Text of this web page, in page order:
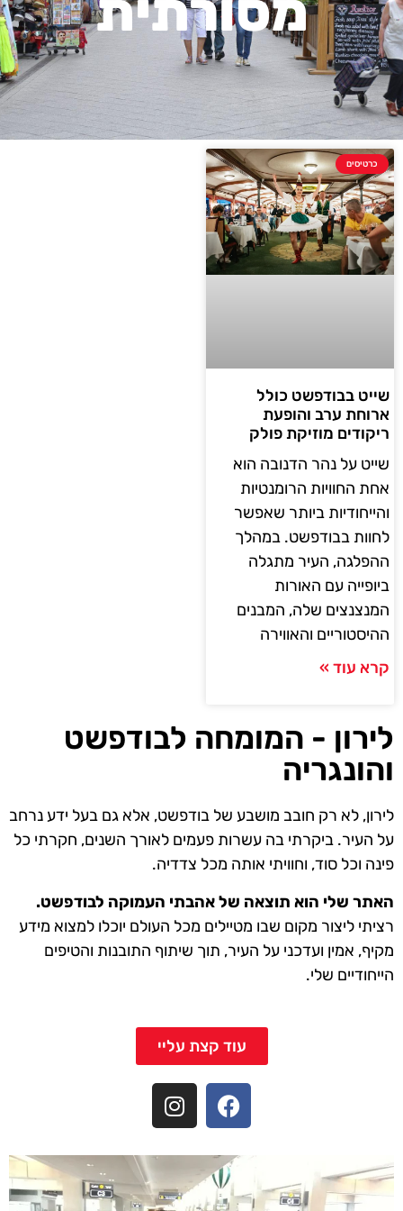
כרטיסים
שייט בבודפשט כולל
ארוחת ערב והופעת
ריקודים מוזיקת פולק
שייט על נהר הדנובה הוא
אחת החוויות הרומנטיות
והייחודיות ביותר שאפשר
לחוות בבודפשט. במהלך
ההפלגה, העיר מתגלה
ביופייה עם האורות
המנצנצים שלה, המבנים
ההיסטוריים והאווירה
קרא עוד »
לירון - המומחה לבודפשט
והונגריה
לירון, לא רק חובב מושבע של בודפשט, אלא גם בעל ידע נרחב
על העיר. ביקרתי בה עשרות פעמים לאורך השנים, חקרתי כל
פינה וכל סוד, וחוויתי אותה מכל צדדיה.
האתר שלי הוא תוצאה של אהבתי העמוקה לבודפשט.
רציתי ליצור מקום שבו מטיילים מכל העולם יוכלו למצוא מידע
מקיף, אמין ועדכני על העיר, תוך שיתוף התובנות והטיפים
הייחודיים שלי.
עוד קצת עליי